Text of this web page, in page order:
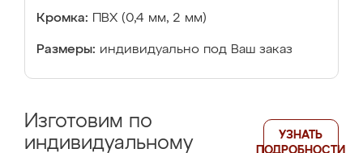
Кромка: ПВХ (0,4 мм, 2 мм)
Размеры: индивидуально под Ваш заказ
Изготовим по
индивидуальному
УЗНАТЬ
ПОДРОБНОСТИ